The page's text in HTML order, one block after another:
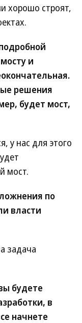
хорошо строят,
и
решения
будет мост,
у нас для этого
мост.
по
власти
задача
будете
в
начнете